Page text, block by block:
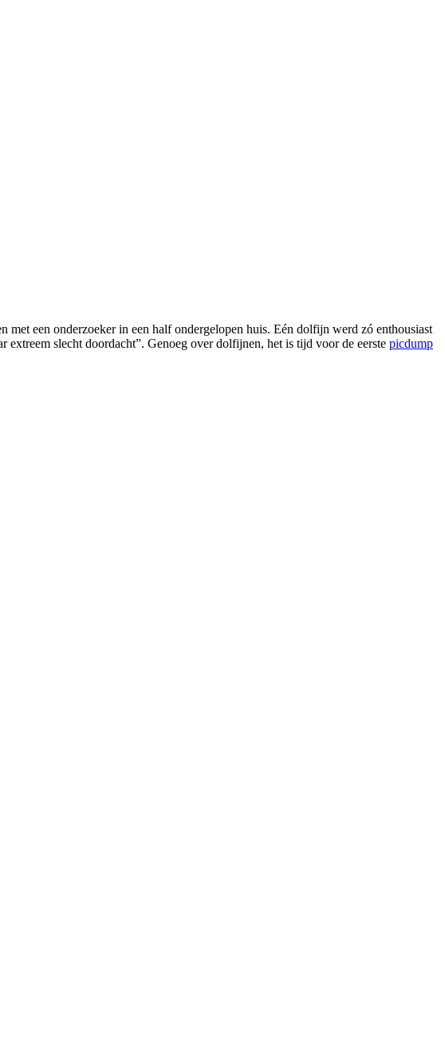
met een onderzoeker in een half ondergelopen huis. Eén dolfijn werd zó enthousiast
extreem slecht doordacht”. Genoeg over dolfijnen, het is tijd voor de eerste picdump